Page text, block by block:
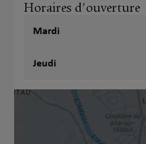
Horaires d'ouverture
Mardi
Jeudi